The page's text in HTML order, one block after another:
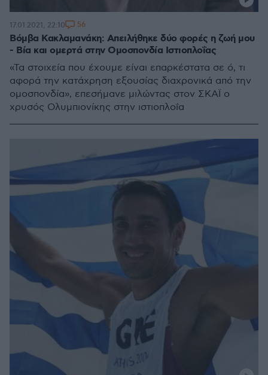
Βόμβα Κακλαμανάκη: Απειλήθηκε δύο φορές η ζωή μου
- Bία και ομερτά στην Ομοσπονδία Ιστιοπλοΐας
«Τα στοιχεία που έχουμε είναι επαρκέστατα σε ό, τι
αφορά την κατάχρηση εξουσίας διαχρονικά από την
ομοσπονδία», επεσήμανε μιλώντας στον ΣΚΑΪ ο
χρυσός Ολυμπιονίκης στην ιστιοπλοΐα
17.01.2021, 22:10 56